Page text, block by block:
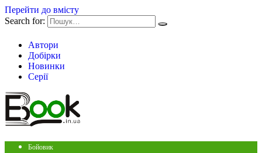
Перейти до вмісту
Search for:
Автори
Добірки
Новинки
Серії
Бойовик